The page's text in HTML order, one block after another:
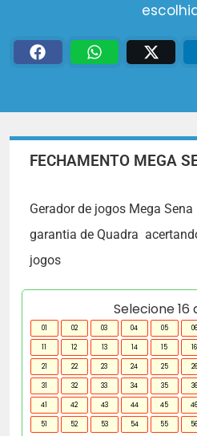
FECHAMENTO MEGA
Gerador de jogos Mega
garantia de Quadra
jogos
Selecione 16
01 02 03 04 05 06
11 12 13 14 15 16
21 22 23 24 25 26
31 32 33 34 35 36
41 42 43 44 45 46
51 52 53 54 55 56